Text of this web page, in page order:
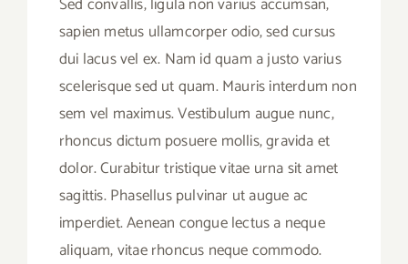
sapien metus ullamcorper odio, sed cursus
dui lacus vel ex. Nam id quam a justo varius
scelerisque sed ut quam. Mauris interdum non
sem vel maximus. Vestibulum augue nunc,
rhoncus dictum posuere mollis, gravida et
dolor. Curabitur tristique vitae urna sit amet
sagittis. Phasellus pulvinar ut augue ac
imperdiet. Aenean congue lectus a neque
aliquam, vitae rhoncus neque commodo.